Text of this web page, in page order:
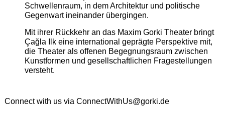
Schwellenraum, in dem Architektur und politische
Gegenwart ineinander übergingen.
Mit ihrer Rückkehr an das Maxim Gorki Theater bringt
Çağla Ilk eine international geprägte Perspektive mit,
die Theater als offenen Begegnungsraum zwischen
Kunstformen und gesellschaftlichen Fragestellungen
versteht.
Connect with us via ConnectWithUs@gorki.de